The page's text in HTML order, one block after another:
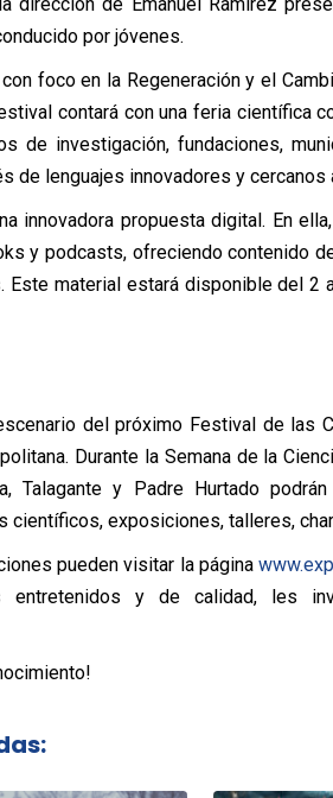
por jóvenes.
foco en la Regeneración y el
contará con una feria científica
de investigación, fundaciones,
de lenguajes innovadores y cercanos
innovadora propuesta digital. En
y podcasts, ofreciendo contenido
Este material estará disponible del 2
del próximo Festival de las
Durante la Semana de la
Talagante y Padre Hurtado
científicos, exposiciones, talleres,
pueden visitar la página
entretenidos y de calidad, les